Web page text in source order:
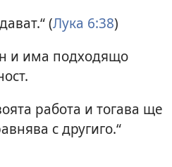
(Лука 6:38)
и има подходящо
работа и тогава ще
с другиго.“